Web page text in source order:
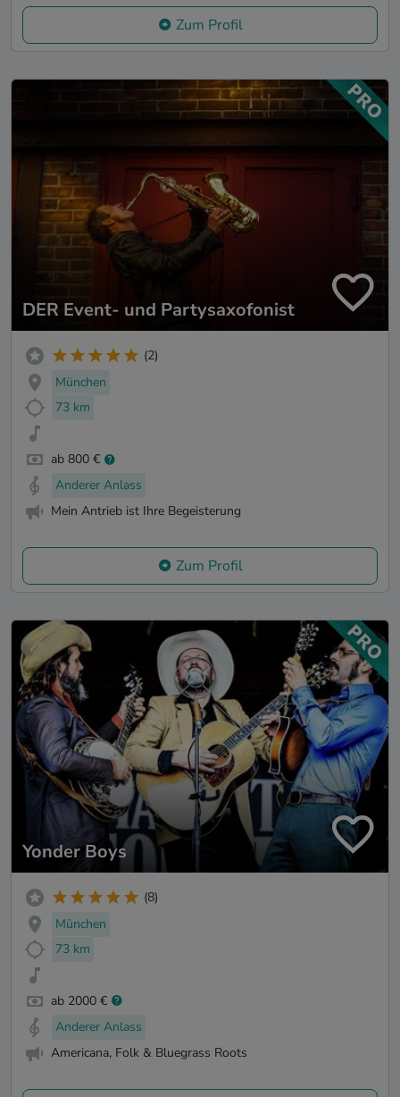
Zum Profil
DER Event- und Partysaxofonist
(2)
München
73 km
ab 800 €
Anderer Anlass
Mein Antrieb ist Ihre Begeisterung
Zum Profil
Yonder Boys
(8)
München
73 km
ab 2000 €
Anderer Anlass
Americana, Folk & Bluegrass Roots